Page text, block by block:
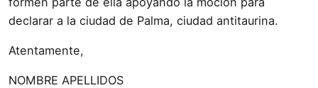
declarar a la ciudad de Palma, ciudad antitaurina.
Atentamente,
NOMBRE APELLIDOS